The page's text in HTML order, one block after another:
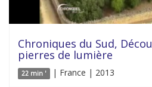
Chroniques du Sud,
pierres de lumière
22 min ' | France | 2013